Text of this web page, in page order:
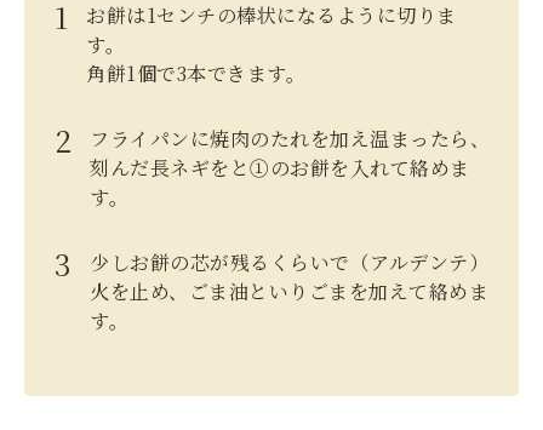
お餅は1センチの棒状になるように切りま
す。
角餅1個で3本できます。
フライパンに焼肉のたれを加え温まったら、
刻んだ長ネギをと①のお餅を入れて絡めま
す。
少しお餅の芯が残るくらいで（アルデンテ）
火を止め、ごま油といりごまを加えて絡めま
す。